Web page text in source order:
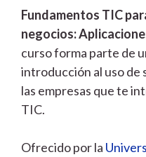
Fundamentos TIC
negocios:
curso forma parte de
introducción al uso de
las empresas que te
TIC.
Ofrecido por la